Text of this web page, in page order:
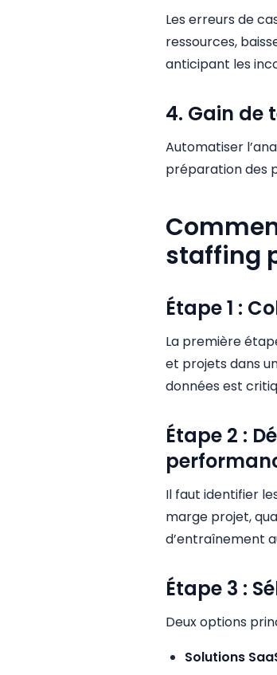
Les erreurs de
ressources,
anticipant les
4. Gain de
Automatiser
préparation des
staffing
Étape 1 :
La première
et projets dans
données est
Étape 2 :
Il faut identifier
marge projet,
d’entraînement
Étape 3 :
Deux options
Solutions